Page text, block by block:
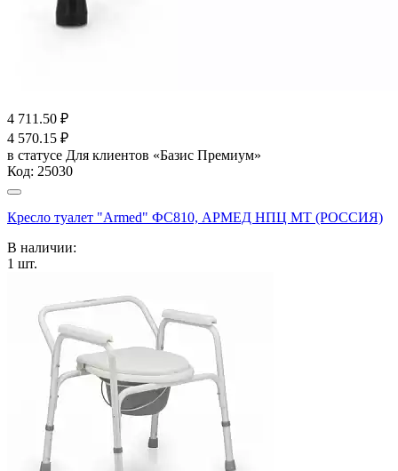
4 711.50 ₽
4 570.15 ₽
в статусе Для клиентов «Базис Премиум»
Код: 25030
Кресло туалет "Armed" ФС810, АРМЕД НПЦ МТ (РОССИЯ)
В наличии:
1 шт.